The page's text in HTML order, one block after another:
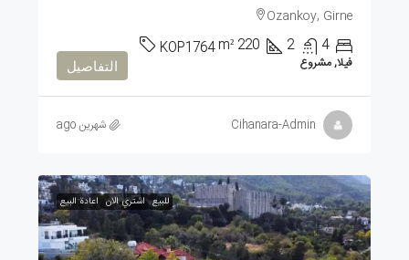
Ozankoy, Girne
4
2
220
m²
KOP1764
فيلا, مشروع التفاصيل
Cihanara-Admin شهرين ago
للبيع اشتري الان اعادة البيع